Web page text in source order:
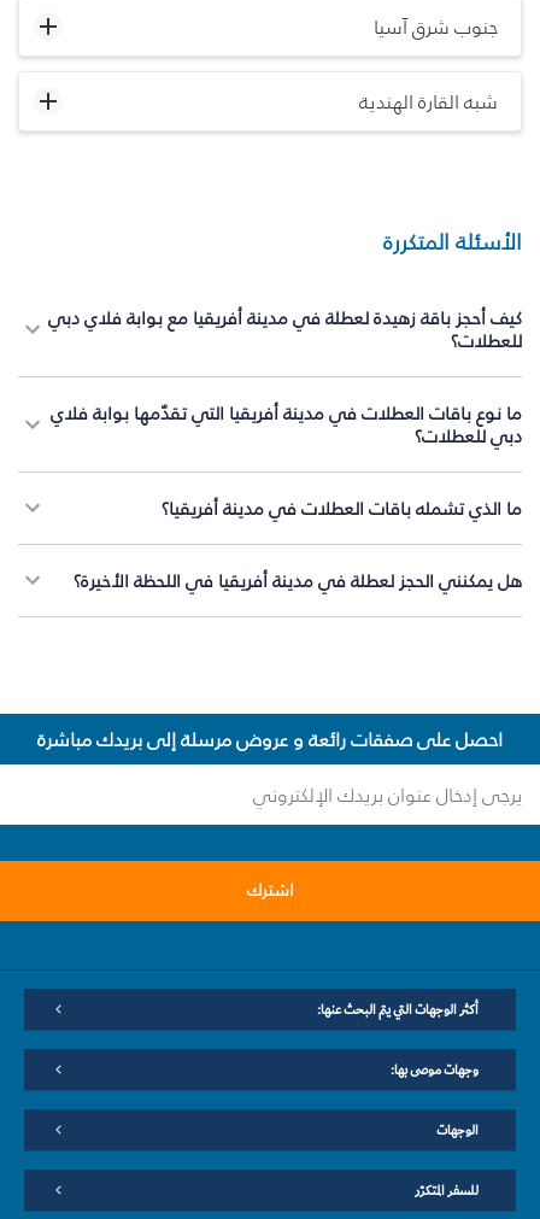
جنوب شرق آسيا
شبه القارة الهندية
الأسئلة المتكررة
كيف أحجز باقة زهيدة لعطلة في مدينة أفريقيا مع بوابة فلاي دبي
للعطلات؟
ما نوع باقات العطلات في مدينة أفريقيا التي تقدّمها بوابة فلاي
دبي للعطلات؟
ما الذي تشمله باقات العطلات في مدينة أفريقيا؟
هل يمكنني الحجز لعطلة في مدينة أفريقيا في اللحظة الأخيرة؟
احصل على صفقات رائعة و عروض مرسلة إلى بريدك مباشرة
اشترك
أكثر الوجهات التي يتم البحث عنها:
وجهات موصى بها:
الوجهات
للسفر المتكرّر